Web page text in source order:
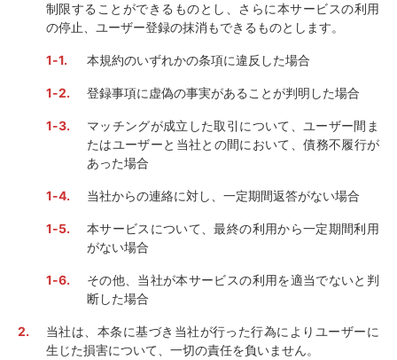
制限することができるものとし、さらに本サービスの利用
の停止、ユーザー登録の抹消もできるものとします。
本規約のいずれかの条項に違反した場合
登録事項に虚偽の事実があることが判明した場合
マッチングが成立した取引について、ユーザー間ま
たはユーザーと当社との間において、債務不履行が
あった場合
当社からの連絡に対し、一定期間返答がない場合
本サービスについて、最終の利用から一定期間利用
がない場合
その他、当社が本サービスの利用を適当でないと判
断した場合
当社は、本条に基づき当社が行った行為によりユーザーに
生じた損害について、一切の責任を負いません。